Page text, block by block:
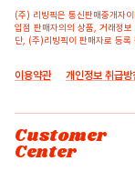
(주) 리빙픽은 통신판매중개자
입점 판매자의의 상품, 거래정
단, (주)리빙픽이 판매자로 등록
이용약관 개인정보 취급방
Customer
Center